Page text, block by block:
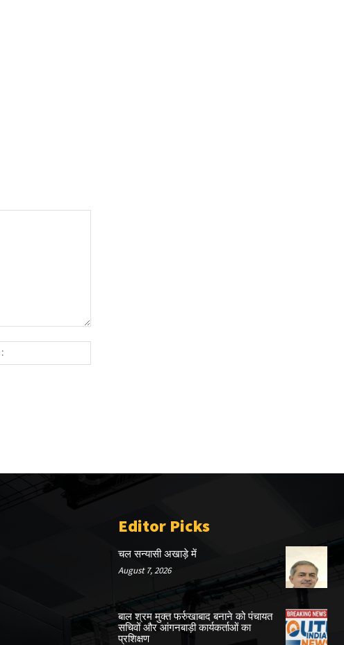
Editor Picks
चल सन्यासी अखाड़े में
August 7, 2026
बाल श्रम मुक्त फर्रुखाबाद बनाने को पंचायत
सचिवों और आंगनबाड़ी कार्यकर्ताओं का
प्रशिक्षण